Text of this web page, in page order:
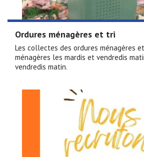
Ordures ménagères et tri
Les collectes des ordures ménagères
ménagères les mardis et vendredis
vendredis matin.